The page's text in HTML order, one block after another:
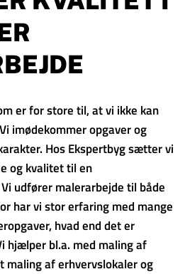
er for store til, at vi ikke kan
imødekommer opgaver og
Hos Ekspertbyg sætter vi
og kvalitet til en
udfører malerarbejde til både
har vi stor erfaring med mange
hvad end det er
hjælper bl.a. med maling af
maling af erhvervslokaler og